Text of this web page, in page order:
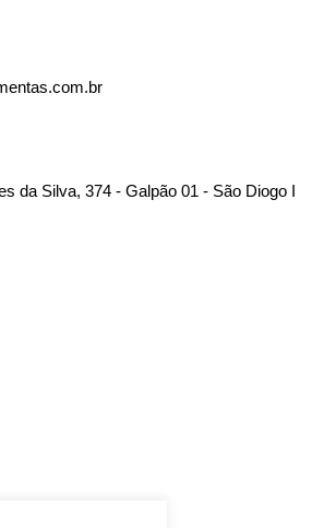
da Silva, 374 - Galpão 01 - São Diogo I